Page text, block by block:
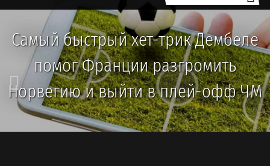
Самый быстрый хет-трик Дембеле
помог Франции разгромить
Норвегию и выйти в плей-офф ЧМ